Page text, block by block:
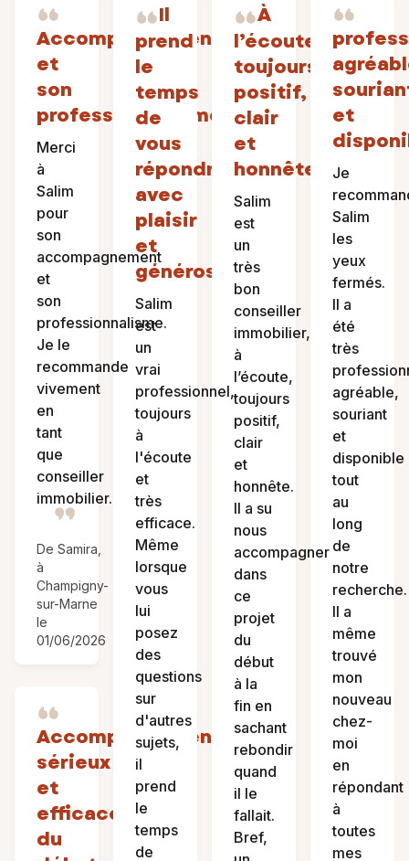
Accompagnement
et
son
professionnalisme
Merci
à
Salim
pour
son
accompagnement
et
son
professionnalisme.
Je le
recommande
vivement
en
tant
que
conseiller
immobilier.
De Samira,
à
Champigny-
sur-Marne
le
01/06/2026
Accompagnement
sérieux
et
efficace
du
Il
prend
le
temps
de
vous
répondre
avec
plaisir
et
générosité
Salim
est
un
vrai
professionnel,
toujours
à
l'écoute
et
très
efficace.
Même
lorsque
vous
lui
posez
des
questions
sur
d'autres
sujets,
il
prend
le
temps
de
À
l’écoute,
toujours
positif,
clair
et
honnête
Salim
est
un
très
bon
conseiller
immobilier,
à
l’écoute,
toujours
positif,
clair
et
honnête.
Il a su
nous
accompagner
dans
ce
projet
du
début
à la
fin en
sachant
rebondir
quand
il le
fallait.
Bref,
et
Je
Salim
les
yeux
fermés.
Il a
été
très
agréable,
souriant
et
disponible
tout
au
long
de
notre
recherche.
Il a
même
trouvé
mon
nouveau
chez-
moi
en
répondant
à
toutes
mes